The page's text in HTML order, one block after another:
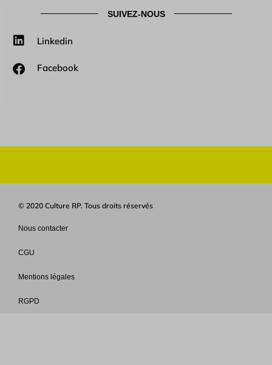
SUIVEZ-NOUS
Linkedin
Facebook
© 2020 Culture RP. Tous droits réservés
Nous contacter
CGU
Mentions légales
RGPD